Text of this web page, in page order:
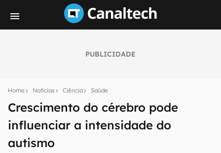
PUBLICIDADE
Home Notícias Ciência Saúde
Crescimento do cérebro pode
influenciar a intensidade do
autismo
notícias e reviews sobre tecnologia em primeira
mão.
E-mail